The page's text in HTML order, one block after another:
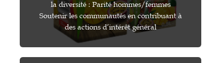
la diversité : Parité hommes/femmes
Soutenir les communautés en contribuant à
des actions d’intérêt général